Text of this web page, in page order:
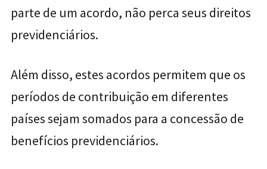
parte de um acordo, não perca seus direitos
previdenciários.
Além disso, estes acordos permitem que os
períodos de contribuição em diferentes
países sejam somados para a concessão de
benefícios previdenciários.